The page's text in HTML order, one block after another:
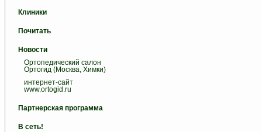
Клиники
Почитать
Новости
Ортопедический салон
Ортогид (Москва, Химки)
интернет-сайт
www.ortogid.ru
Партнерская программа
В сеть!